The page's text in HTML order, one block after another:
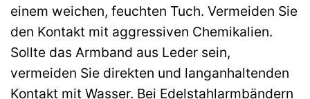
einem weichen, feuchten Tuch. Vermeiden Sie
den Kontakt mit aggressiven Chemikalien.
Sollte das Armband aus Leder sein,
vermeiden Sie direkten und langanhaltenden
Kontakt mit Wasser. Bei Edelstahlarmbändern